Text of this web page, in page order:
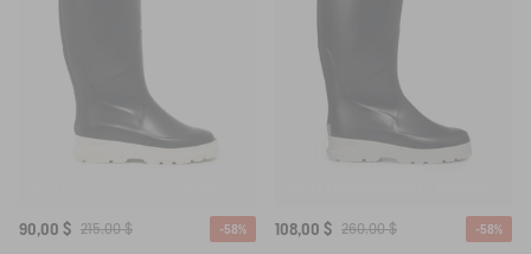
90,00 $ 215,00 $ -58% 108,00 $ 260,00 $ -58%